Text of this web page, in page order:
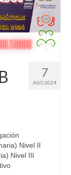
7
AGO 2024
Nivel II
Nivel III